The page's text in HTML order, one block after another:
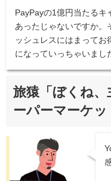
PayPayの1億円当たるキ
あったじゃないですか。
ッシュレスにはまってお
になっていっちゃいまし
旅猿「ぼくね
ーパーマーケッ